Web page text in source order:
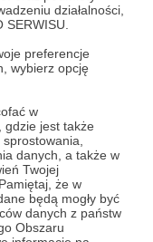
działalności,
preferencje
wybierz opcję
w
gdzie jest także
danych, a także w
Twojej
że w
będą mogły być
danych z państw
Obszaru
Skrót